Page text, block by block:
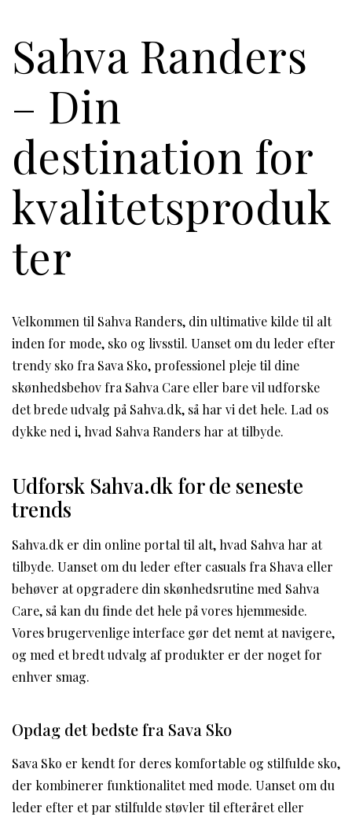
Sahva Randers
– Din
destination for
kvalitetsproduk
ter
Velkommen til Sahva Randers, din ultimative kilde til alt
inden for mode, sko og livsstil. Uanset om du leder efter
trendy sko fra Sava Sko, professionel pleje til dine
skønhedsbehov fra Sahva Care eller bare vil udforske
det brede udvalg på Sahva.dk, så har vi det hele. Lad os
dykke ned i, hvad Sahva Randers har at tilbyde.
Udforsk Sahva.dk for de seneste
trends
Sahva.dk er din online portal til alt, hvad Sahva har at
tilbyde. Uanset om du leder efter casuals fra Shava eller
behøver at opgradere din skønhedsrutine med Sahva
Care, så kan du finde det hele på vores hjemmeside.
Vores brugervenlige interface gør det nemt at navigere,
og med et bredt udvalg af produkter er der noget for
enhver smag.
Opdag det bedste fra Sava Sko
Sava Sko er kendt for deres komfortable og stilfulde sko,
der kombinerer funktionalitet med mode. Uanset om du
leder efter et par stilfulde støvler til efteråret eller